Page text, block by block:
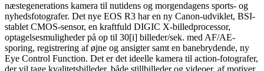
næstegenerations kamera til nutidens og morgendagens sports- og
nyhedsfotografer. Det nye EOS R3 har en ny Canon-udviklet, BSI-
stablet CMOS-sensor, en kraftfuld DIGIC X-billedprocessor,
optagelsesmuligheder på op til 30[i] billeder/sek. med AF/AE-
sporing, registrering af øjne og ansigter samt en banebrydende, ny
Eye Control Function. Det er det ideelle kamera til action-fotografer,